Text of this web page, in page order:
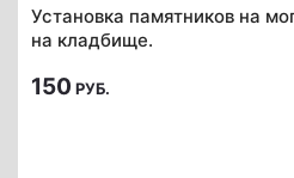
Установка памятников на
на кладбище.
150 РУБ.